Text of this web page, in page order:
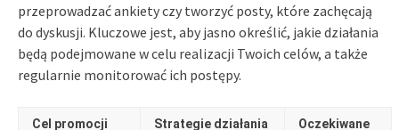
przeprowadzać ankiety czy tworzyć posty, które zachęcają
do dyskusji. Kluczowe jest, aby jasno określić, jakie działania
będą podejmowane w celu realizacji Twoich celów, a także
regularnie monitorować ich postępy.
Cel promocji Strategie działania Oczekiwane